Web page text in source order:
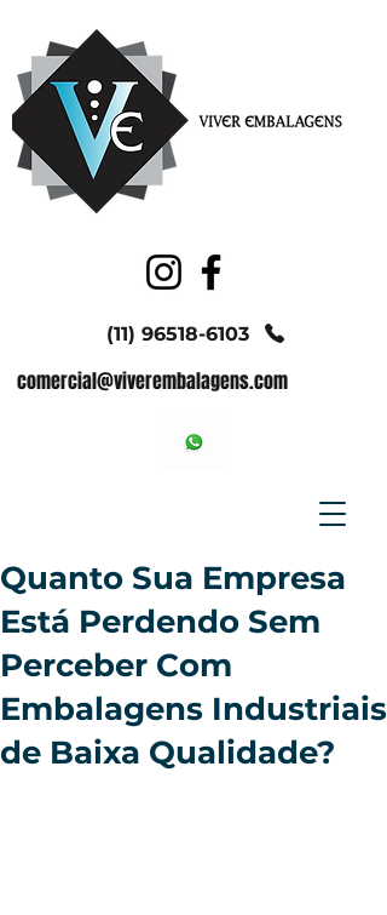
(11) 96518-6103
comercial@viverembalagens.com
Quanto Sua Empresa
Está Perdendo Sem
Perceber Com
Embalagens Industriais
de Baixa Qualidade?